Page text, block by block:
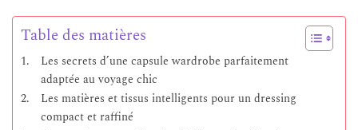
Table des matières
Les secrets d’une capsule wardrobe parfaitement
adaptée au voyage chic
Les matières et tissus intelligents pour un dressing
compact et raffiné